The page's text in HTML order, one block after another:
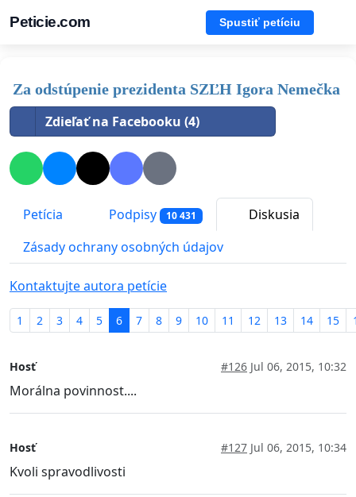
Peticie.com Spustiť petíciu
Za odstúpenie prezidenta SZĽH Igora Nemečka
Zdieľať na Facebooku (4)
Petícia Podpisy 10 431
Diskusia
Zásady ochrany osobných údajov
Kontaktujte autora petície
1 2 3 4 5 6 7 8 9 10 11 12 13 14 15
Hosť #126 Jul 06, 2015, 10:32
Morálna povinnost....
Hosť #127 Jul 06, 2015, 10:34
Kvoli spravodlivosti